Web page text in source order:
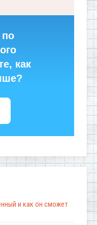
по
как
и как он сможет